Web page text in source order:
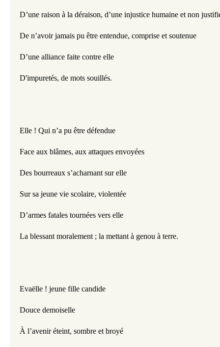
D’une raison à la déraison, d’une injustice humaine et non
De n’avoir jamais pu être entendue, comprise et soutenue
D’une alliance faite contre elle
D'impuretés, de mots souillés.
Elle ! Qui n’a pu être défendue
Face aux blâmes, aux attaques envoyées
Des bourreaux s’acharnant sur elle
Sur sa jeune vie scolaire, violentée
D’armes fatales tournées vers elle
La blessant moralement ; la mettant à genou à terre.
Evaëlle ! jeune fille candide
Douce demoiselle
À l’avenir éteint, sombre et broyé